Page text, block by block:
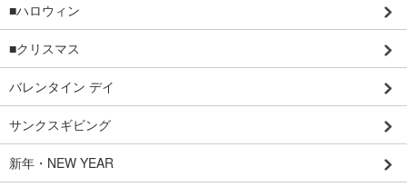
■ハロウィン
■クリスマス
バレンタイン デイ
サンクスギビング
新年・NEW YEAR